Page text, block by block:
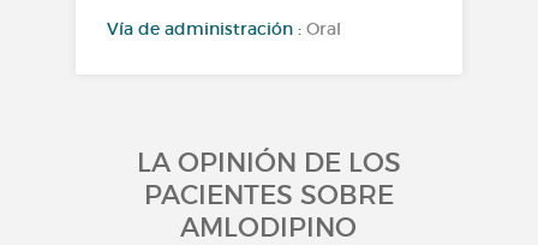
Vía de administración :Oral
LA OPINIÓN DE LOS
PACIENTES SOBRE
AMLODIPINO